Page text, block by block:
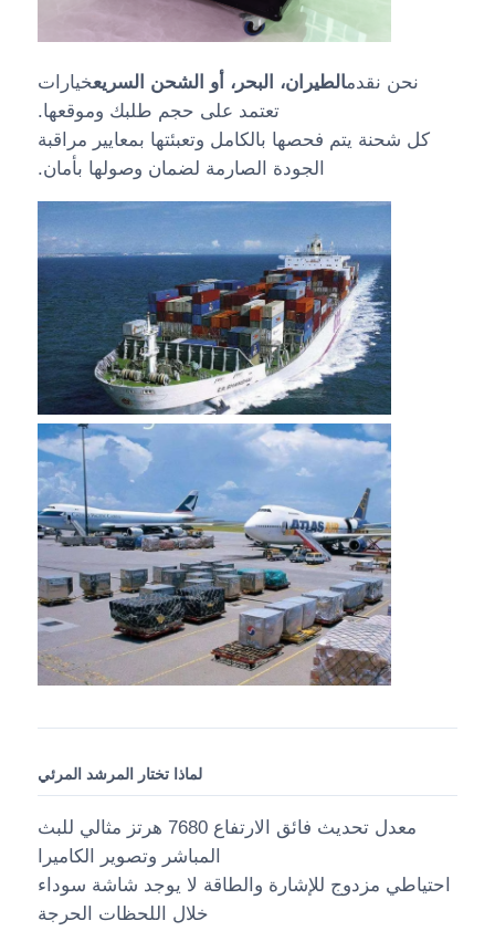
نحن نقدمالطيران، البحر، أو الشحن السريعخيارات
تعتمد على حجم طلبك وموقعها.
كل شحنة يتم فحصها بالكامل وتعبئتها بمعايير مراقبة
الجودة الصارمة لضمان وصولها بأمان.
لماذا تختار المرشد المرئي
معدل تحديث فائق الارتفاع 7680 هرتز مثالي للبث
المباشر وتصوير الكاميرا
احتياطي مزدوج للإشارة والطاقة لا يوجد شاشة سوداء
خلال اللحظات الحرجة